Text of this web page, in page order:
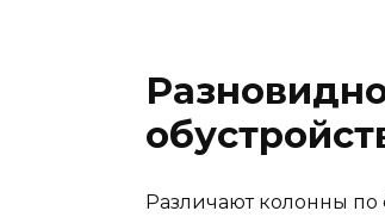
Различают колонны